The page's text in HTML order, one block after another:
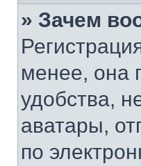
» Зачем
менее, она
удобства,
аватары,
по